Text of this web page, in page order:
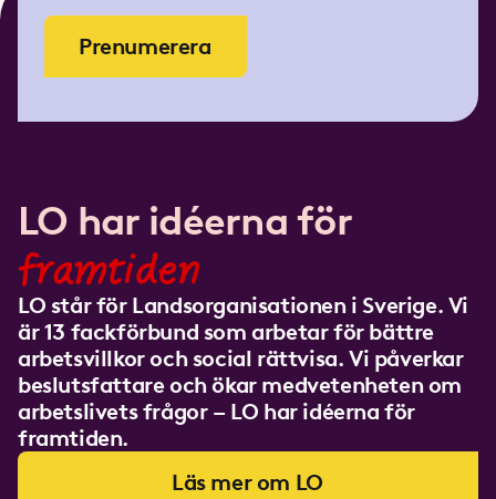
Prenumerera
LO har idéerna för
framtiden
LO står för Landsorganisationen i Sverige. Vi
är 13 fackförbund som arbetar för bättre
arbetsvillkor och social rättvisa. Vi påverkar
beslutsfattare och ökar medvetenheten om
arbetslivets frågor – LO har idéerna för
framtiden.
Läs mer om LO